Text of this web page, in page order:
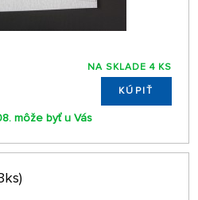
NA SKLADE 4 KS
KÚPIŤ
môže byť u Vás